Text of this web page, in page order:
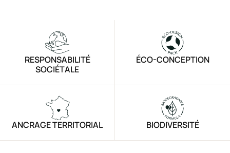
RESPONSABILITÉ
SOCIÉTALE
ÉCO-CONCEPTION
ANCRAGE TERRITORIAL BIODIVERSITÉ